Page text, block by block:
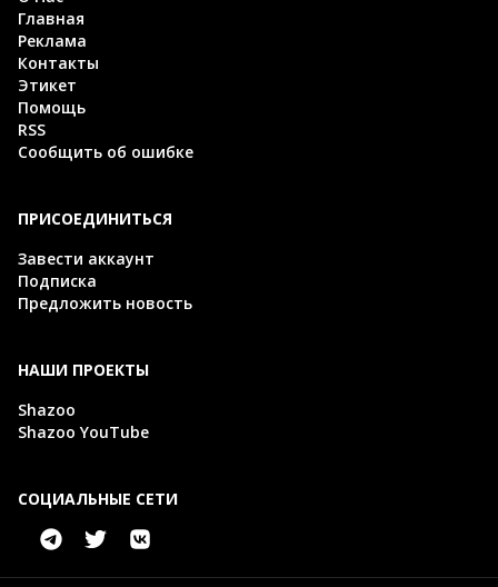
Главная
Реклама
Контакты
Этикет
Помощь
RSS
Сообщить об ошибке
ПРИСОЕДИНИТЬСЯ
Завести аккаунт
Подписка
Предложить новость
НАШИ ПРОЕКТЫ
Shazoo
Shazoo YouTube
СОЦИАЛЬНЫЕ СЕТИ